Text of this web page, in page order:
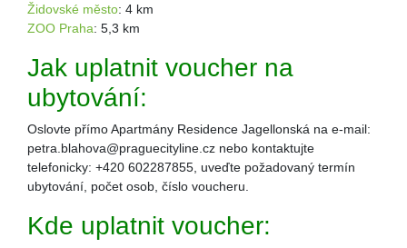
Židovské město: 4 km
ZOO Praha: 5,3 km
Jak uplatnit voucher na
ubytování:
Oslovte přímo Apartmány Residence Jagellonská na e-mail:
petra.blahova@praguecityline.cz nebo kontaktujte
telefonicky: +420 602287855, uveďte požadovaný termín
ubytování, počet osob, číslo voucheru.
Kde uplatnit voucher: